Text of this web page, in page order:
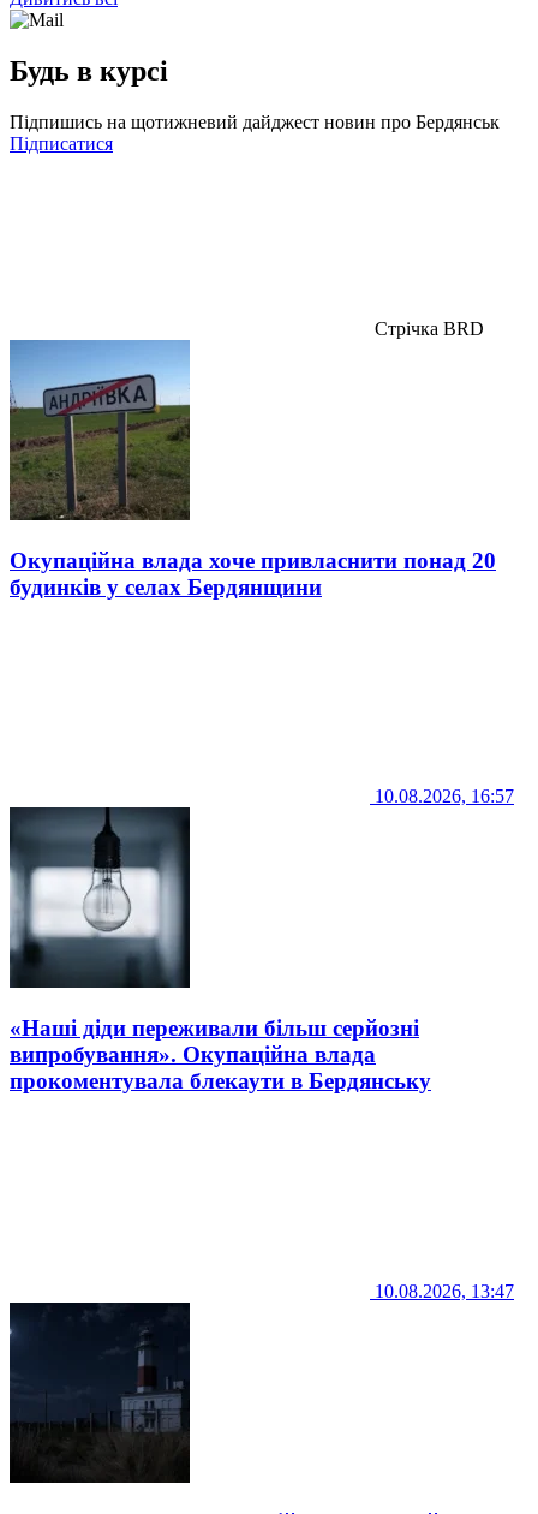
Будь в курсі
Підпишись на щотижневий дайджест новин про Бердянськ
Підписатися
Стрічка BRD
Окупаційна влада хоче привласнити понад 20
будинків у селах Бердянщини
10.08.2026, 16:57
«Наші діди переживали більш серйозні
випробування». Окупаційна влада
прокоментувала блекаути в Бердянську
10.08.2026, 13:47